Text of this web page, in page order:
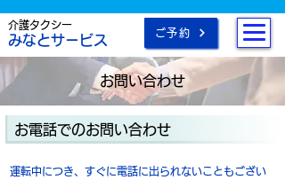
ご予約
介護タクシー
みなとサービス
お問い合わせ
お電話でのお問い合わせ
運転中につき、すぐに電話に出られないこともござい